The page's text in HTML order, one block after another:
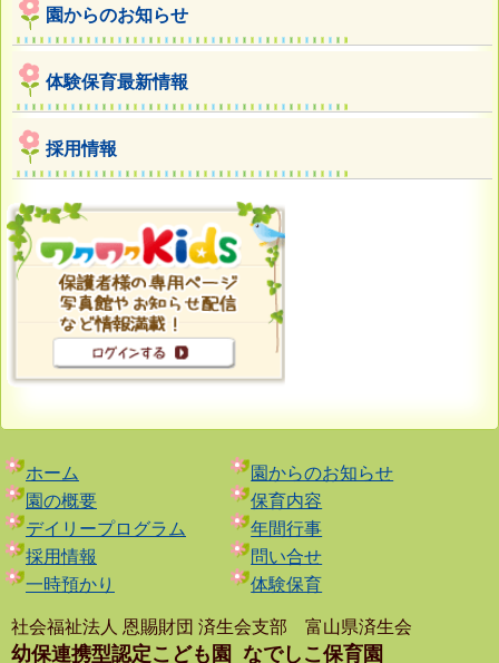
園からのお知らせ
体験保育最新情報
採用情報
ホーム
園からのお知らせ
園の概要
保育内容
デイリープログラム
年間行事
採用情報
問い合せ
一時預かり
体験保育
社会福祉法人 恩賜財団 済生会支部 富山県済生会
幼保連携型認定こども園 なでしこ保育園